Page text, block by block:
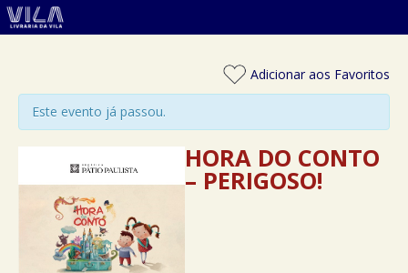
Adicionar aos Favoritos
Este evento já passou.
HORA DO CONTO
– PERIGOSO!